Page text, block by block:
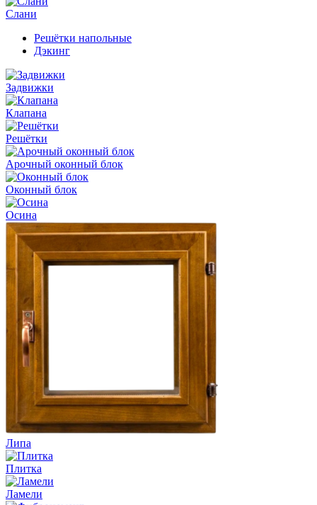
Слани
Решётки напольные
Дэкинг
Задвижки
Клапана
Решётки
Арочный оконный блок
Оконный блок
Осина
Липа
Плитка
Ламели